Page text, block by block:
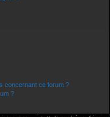
concernant ce forum ?
?